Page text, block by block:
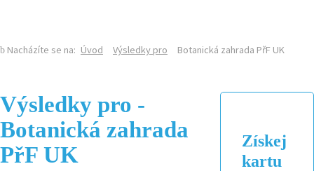
Nacházíte se na: Úvod Výsledky pro Botanická zahrada PřF UK
Výsledky pro -
Botanická zahrada
PřF UK
Získej
kartu